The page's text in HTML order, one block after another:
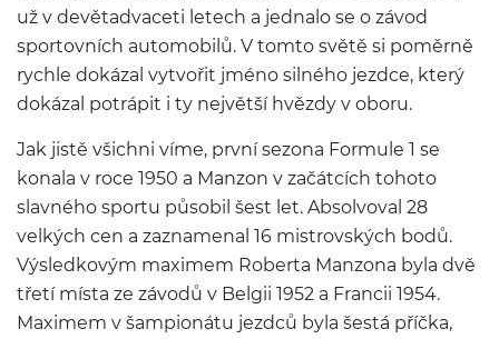
už v devětadvaceti letech a jednalo se o závod
sportovních automobilů. V tomto světě si poměrně
rychle dokázal vytvořit jméno silného jezdce, který
dokázal potrápit i ty největší hvězdy v oboru.
Jak jistě všichni víme, první sezona Formule 1 se
konala v roce 1950 a Manzon v začátcích tohoto
slavného sportu působil šest let. Absolvoval 28
velkých cen a zaznamenal 16 mistrovských bodů.
Výsledkovým maximem Roberta Manzona byla dvě
třetí místa ze závodů v Belgii 1952 a Francii 1954.
Maximem v šampionátu jezdců byla šestá příčka,